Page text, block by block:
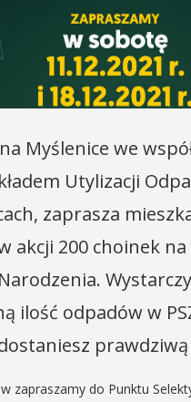
Myślenice we
Utylizacji
zaprasza
akcji 200 choinek
ilość odpadów w
zapraszamy do Punktu